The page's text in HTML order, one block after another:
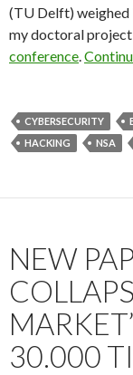
(TU Delft) weighed
my doctoral
conference
CYBERSECURITY
HACKING
NSA
NEW
30.000